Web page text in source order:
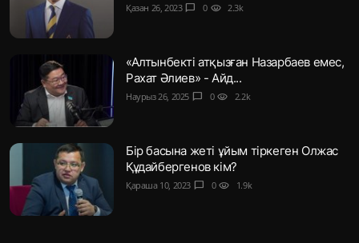
Қазан 26, 2023 chat_bubble 0 visibility 2.3k
«Алтынбекті атқызған Назарбаев емес,
Рахат Әлиев» - Айд...
Наурыз 26, 2025 chat_bubble 0 visibility 2.2k
Бір басына жеті ұйым тіркеген Олжас
Құдайбергенов кім?
Қараша 10, 2023 chat_bubble 0 visibility 1.9k